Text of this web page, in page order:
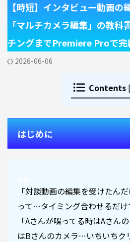
【時短】インタビュー動画の
「マルチカメラ編集」の教科
チングまでPremiere Proで完
2026-06-06
Contents [
はじめに
「対談動画の編集を受けたん
って…タイミング合わせるだ
「Aさんが喋ってる時はAさん
はBさんのカメラ…いちいちク